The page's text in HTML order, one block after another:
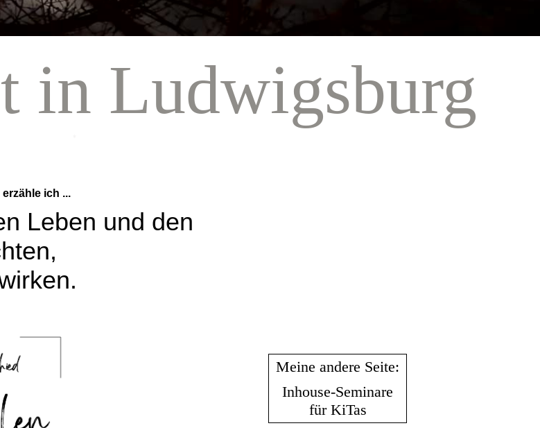
in Ludwigsburg
ich ...
Leben und den
Meine andere Seite:
Inhouse-Seminare
für KiTas